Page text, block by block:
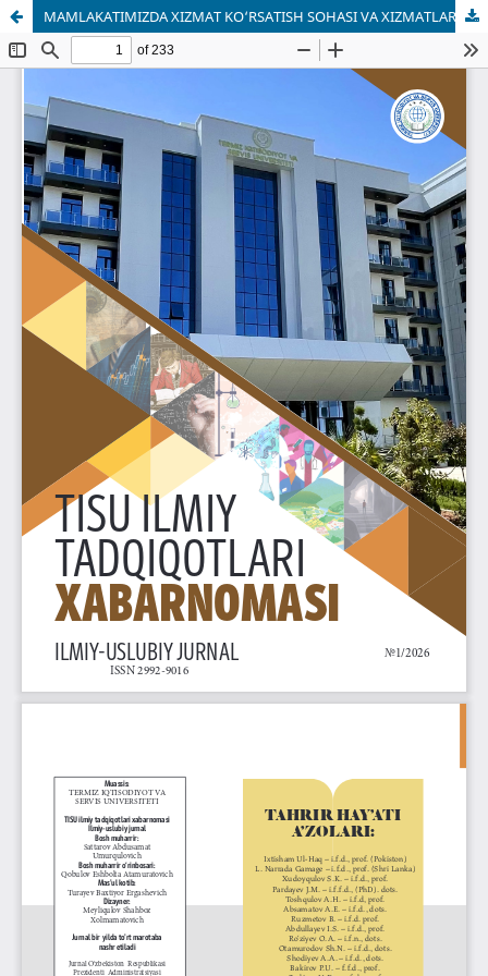
MAMLAKATIMIZDA XIZMAT KO‘RSATISH SOHASI VA XIZMATLAR EKSPORTI DINAMIKASI TAHLILI